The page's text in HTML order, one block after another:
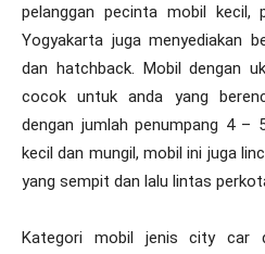
pelanggan pecinta mobil kecil,
Yogyakarta juga menyediakan
dan hatchback. Mobil dengan
cocok untuk anda yang
dengan jumlah penumpang 4 –
kecil dan mungil, mobil ini juga
yang sempit dan lalu lintas
Kategori mobil jenis city car